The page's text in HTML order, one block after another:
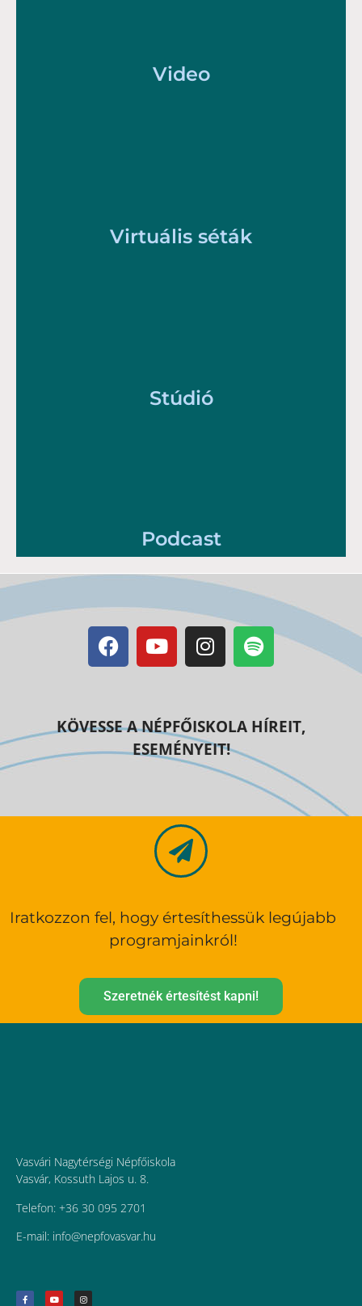
Video
Virtuális séták
Stúdió
Podcast
KÖVESSE A NÉPFŐISKOLA HÍREIT,
ESEMÉNYEIT!
Iratkozzon fel, hogy értesíthessük legújabb
programjainkról!
Szeretnék értesítést kapni!
Vasvári Nagytérségi Népfőiskola
Vasvár, Kossuth Lajos u. 8.
Telefon: +36 30 095 2701
E-mail: uh.ravsavofpen@ofni